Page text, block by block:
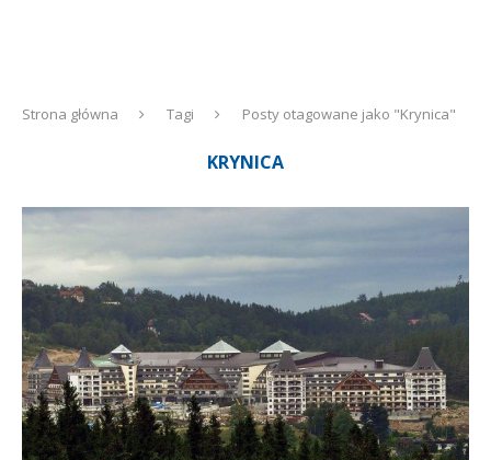
Strona główna Tagi Posty otagowane jako "Krynica"
KRYNICA